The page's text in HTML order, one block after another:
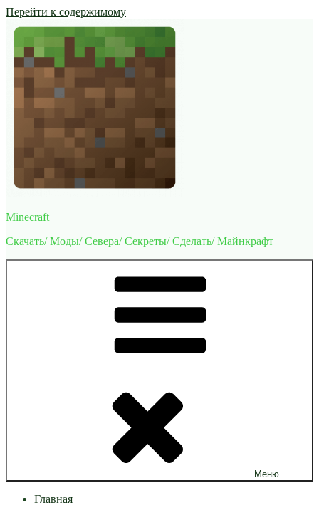
Перейти к содержимому
Minecraft
Скачать/ Моды/ Севера/ Секреты/ Сделать/ Майнкрафт
Меню
Главная